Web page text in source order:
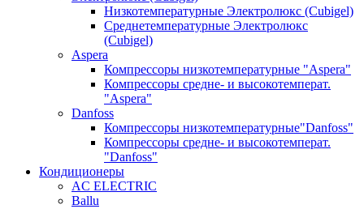
Низкотемпературные Электролюкс (Cubigel)
Среднетемпературные Электролюкс
(Cubigel)
Aspera
Компрессоры низкотемпературные "Aspera"
Компрессоры средне- и высокотемперат.
"Aspera"
Danfoss
Компрессоры низкотемпературные"Danfoss"
Компрессоры средне- и высокотемперат.
"Danfoss"
Кондиционеры
AC ELECTRIC
Ballu